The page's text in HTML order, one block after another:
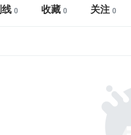
线 收藏 关注